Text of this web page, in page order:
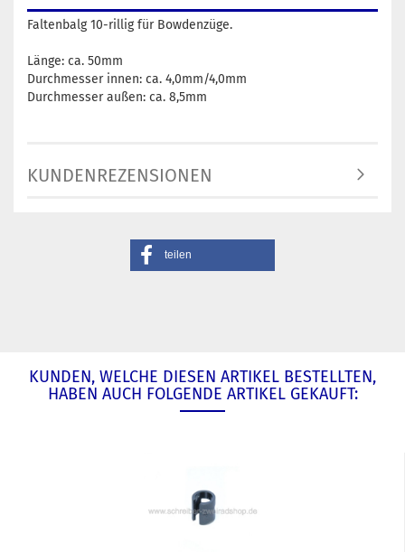
Faltenbalg 10-rillig für Bowdenzüge.
Länge: ca. 50mm
Durchmesser innen: ca. 4,0mm/4,0mm
Durchmesser außen: ca. 8,5mm
KUNDENREZENSIONEN
teilen
KUNDEN, WELCHE DIESEN ARTIKEL BESTELLTEN,
HABEN AUCH FOLGENDE ARTIKEL GEKAUFT: